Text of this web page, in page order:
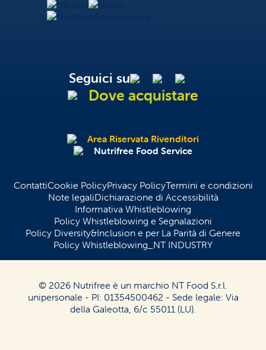
NtFood
Seguici su
Dove acquistare
Area Riservata Rivenditori
Nutrifree Food Service
ContattiCookie PolicyPrivacy PolicyTermini e condizioni
Note legaliDichiarazione di Accessibilità
Informativa Whistleblowing
Policy Whistleblowing e Segnalazioni
Policy Diversity&Inclusion e per La Parità di Genere
Policy Whistleblowing_NT INDUSTRY
© 2026 Nutrifree è un marchio NT Food S.r.l.
unipersonale - PI: 01354500462 - Sede legale: Via
della Galeotta, 6/c 55011 (LU).